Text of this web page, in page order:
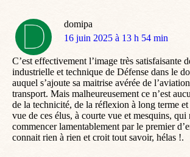
domipa
dit
16 juin 2025 à 13 h 54 min
C’est effectivement l’image très satisfaisante
industrielle et technique de Défense dans le
auquel s’ajoute sa maitrise avérée de
transport. Mais malheureusement ce n’est
de la technicité, de la réflexion à long terme
vue de ces élus, à courte vue et mesquins,
commencer lamentablement par le premier
connait rien à rien et croit tout savoir, hélas !.